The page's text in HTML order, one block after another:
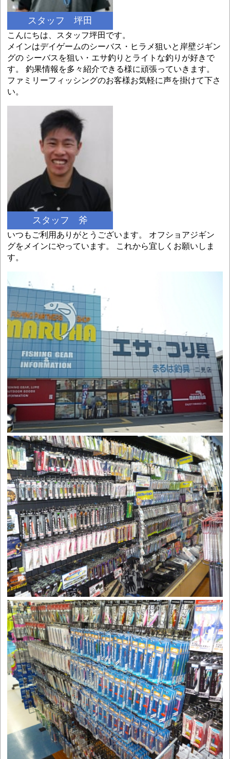
スタッフ 坪田
こんにちは、スタッフ坪田です。
メインはデイゲームのシーバス・ヒラメ狙いと岸壁ジギン
グの シーバスを狙い・エサ釣りとライトな釣りが好きで
す。 釣果情報を多々紹介できる様に頑張っていきます。
ファミリーフィッシングのお客様お気軽に声を掛けて下さ
い。
スタッフ 斧
いつもご利用ありがとうございます。 オフショアジギン
グをメインにやっています。 これから宜しくお願いしま
す。